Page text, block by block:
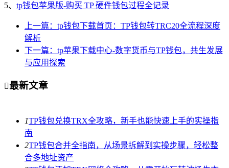
5、 tp钱包苹果版-购买 TP 硬件钱包过程全记录
上一篇：tp钱包下载首页：TP钱包转TRC20全流程深度
解析
下一篇：tp苹果下载中心-数字货币与TP钱包，共生发展
与应用探索
最新文章
1TP钱包兑换TRX全攻略，新手也能快速上手的实操指
南
2TP钱包合并全指南，从场景拆解到实操步骤，轻松整
合多地址资产